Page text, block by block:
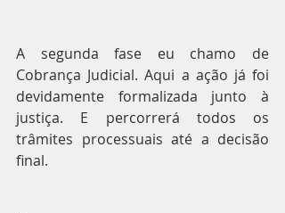
A segunda fase eu chamo de
Cobrança Judicial. Aqui a ação já foi
devidamente formalizada junto à
justiça. E percorrerá todos os
trâmites processuais até a decisão
final.